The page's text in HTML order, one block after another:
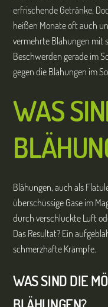
erfrischende Getränke.
heißen Monate oft auch
vermehrte Blähungen mit
Beschwerden gerade im
gegen die Blähungen im
WAS
Blähungen, auch als
überschüssige Gase im
durch verschluckte Luft
Das Resultat? Ein
schmerzhafte Krämpfe.
WAS SIND DIE